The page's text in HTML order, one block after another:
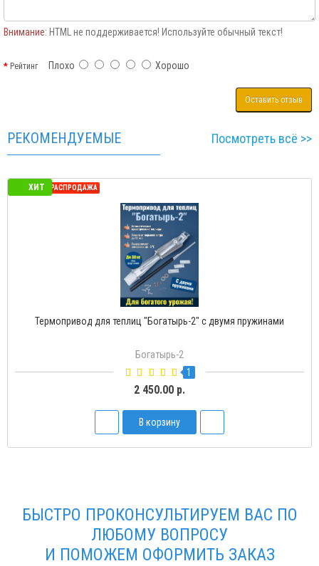
Внимание: HTML не поддерживается! Используйте обычный текст!
РейтингПлохо Хорошо
Оставить отзыв
РЕКОМЕНДУЕМЫЕ Посмотреть всё >>
ХИТ
СЕЗОННАЯ РАСПРОДАЖА
Термопривод для теплиц "Богатырь-Д" с
Богатырь-Д
2
1 500.00 р.
БЫСТРО ПРОКОНСУЛЬТИРУЕМ ВАС ПО
ЛЮБОМУ ВОПРОСУ
И ПОМОЖЕМ ОФОРМИТЬ ЗАКАЗ